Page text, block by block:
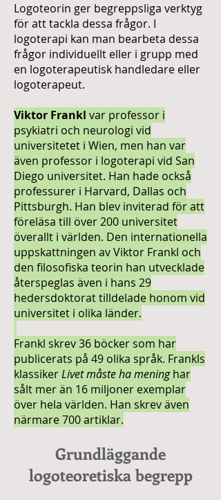
Logoteorin ger begreppsliga verktyg
för att tackla dessa frågor. I
logoterapi kan man bearbeta dessa
frågor individuellt eller i grupp med
en logoterapeutisk handledare eller
logoterapeut.
Viktor Frankl var professor i
psykiatri och neurologi vid
universitetet i Wien, men han var
även professor i logoterapi vid San
Diego universitet. Han hade också
professurer i Harvard, Dallas och
Pittsburgh. Han blev inviterad för att
föreläsa till över 200 universitet
överallt i världen. Den internationella
uppskattningen av Viktor Frankl och
den filosofiska teorin han utvecklade
återspeglas även i hans 29
hedersdoktorat tilldelade honom vid
universitet i olika länder.
Frankl skrev 36 böcker som har
publicerats på 49 olika språk. Frankls
klassikerLivet måste ha meninghar
sålt mer än 16 miljoner exemplar
över hela världen. Han skrev även
närmare 700 artiklar.
Grundläggande
logoteoretiska begrepp